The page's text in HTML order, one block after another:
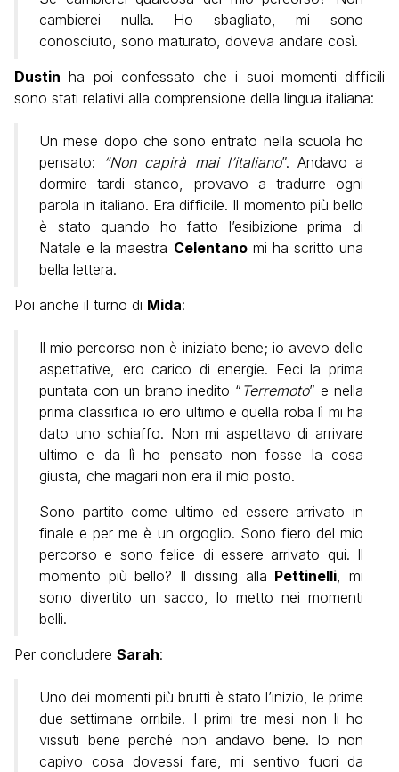
cambierei nulla. Ho sbagliato, mi sono
conosciuto, sono maturato, doveva andare così.
Dustin ha poi confessato che i suoi momenti difficili
sono stati relativi alla comprensione della lingua italiana:
Un mese dopo che sono entrato nella scuola ho
pensato:
“Non capirà mai l’italiano”. Andavo a
dormire tardi stanco, provavo a tradurre ogni
parola in italiano. Era difficile. Il momento più bello
è stato quando ho fatto l’esibizione prima di
Natale e la maestra Celentanomi ha scritto una
bella lettera.
Poi anche il turno di Mida:
Il mio percorso non è iniziato bene; io avevo delle
aspettative, ero carico di energie. Feci la prima
puntata con un brano inedito “ Terremoto” e nella
prima classifica io ero ultimo e quella roba lì mi ha
dato uno schiaffo. Non mi aspettavo di arrivare
ultimo e da lì ho pensato non fosse la cosa
giusta, che magari non era il mio posto.
Sono partito come ultimo ed essere arrivato in
finale e per me è un orgoglio. Sono fiero del mio
percorso e sono felice di essere arrivato qui. Il
momento più bello? Il dissing alla Pettinelli , mi
sono divertito un sacco, lo metto nei momenti
belli.
Per concludere Sarah:
Uno dei momenti più brutti è stato l’inizio, le prime
due settimane orribile. I primi tre mesi non li ho
vissuti bene perché non andavo bene. Io non
capivo cosa dovessi fare, mi sentivo fuori da